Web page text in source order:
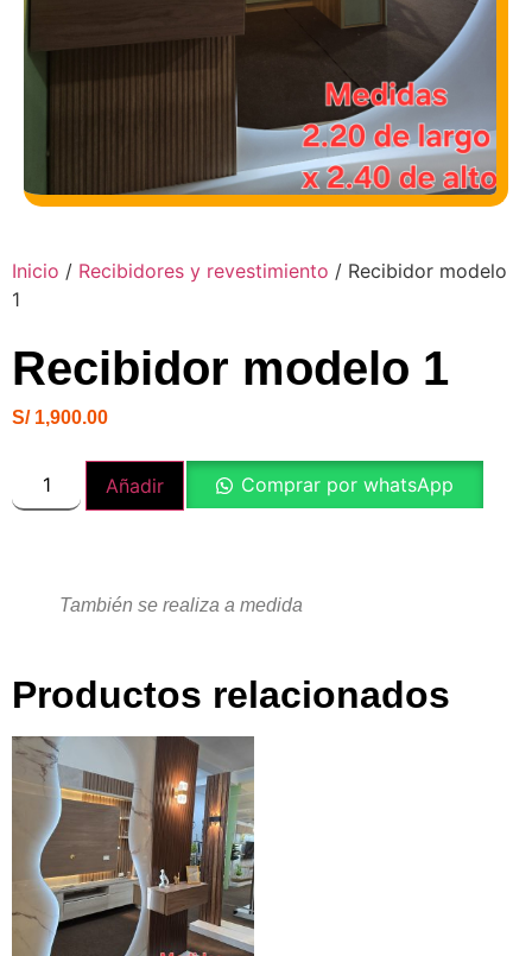
Inicio / Recibidores y revestimiento / Recibidor modelo
1
Recibidor modelo 1
S/1,900.00
Añadir Comprar por whatsApp
También se realiza a medida
Productos relacionados